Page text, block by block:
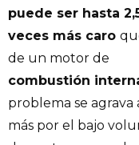
puede ser hasta
veces más caro
de un motor de
combustión
problema se agrava
más por el bajo